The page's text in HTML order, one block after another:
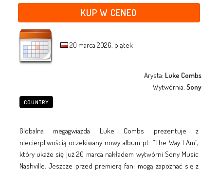
KUP W CENEO
20 marca 2026, piątek
Arysta: Luke Combs
Wytwórnia:Sony
COUNTRY
Globalna megagwiazda Luke Combs prezentuje z
niecierpliwością oczekiwany nowy album pt. “The Way I Am”,
który ukaże się już 20 marca nakładem wytwórni Sony Music
Nashville. Jeszcze przed premierą fani mogą zapoznać się z